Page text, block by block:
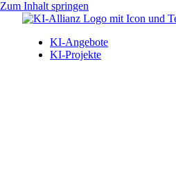
Zum Inhalt springen
KI-Angebote
KI-Projekte